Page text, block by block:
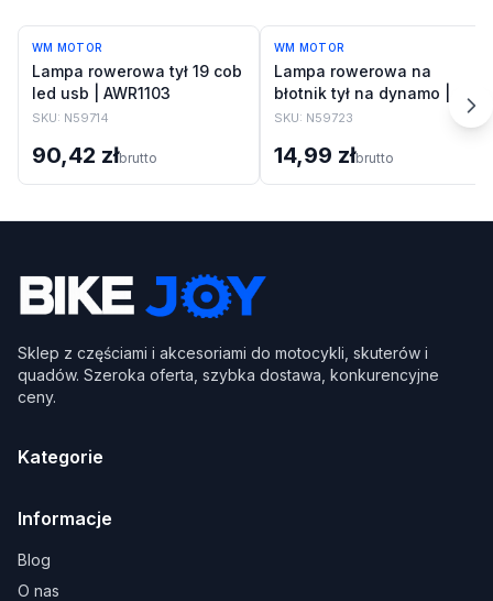
WM MOTOR
Lampa rowerowa tył 19 cob
led usb | AWR1103
SKU: N59714
90,42 złbrutto
WM MOTOR
Lampa rowerowa na
błotnik tył na dynamo |
AWR1117
SKU: N59723
14,99 złbrutto
Sklep z częściami i akcesoriami do motocykli, skuterów i
quadów. Szeroka oferta, szybka dostawa, konkurencyjne
ceny.
Kategorie
Informacje
Blog
O nas